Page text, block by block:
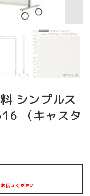
シンプルス
（キャスタ
伝えください